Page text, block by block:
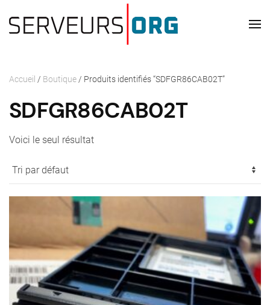
Passer au contenu principal
Accueil / Boutique / Produits identifiés “SDFGR86CAB02T”
SDFGR86CAB02T
Voici le seul résultat